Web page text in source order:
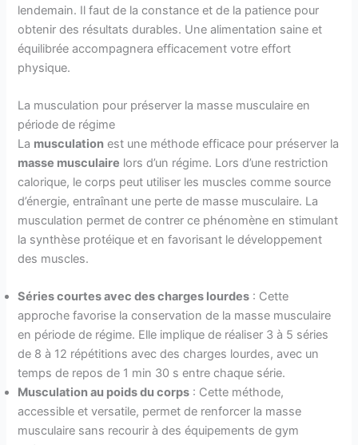
lendemain. Il faut de la constance et de la patience pour
obtenir des résultats durables. Une alimentation saine et
équilibrée accompagnera efficacement votre effort
physique.
La musculation pour préserver la masse musculaire en
période de régime
La musculation est une méthode efficace pour préserver la
masse musculaire lors d’un régime. Lors d’une restriction
calorique, le corps peut utiliser les muscles comme source
d’énergie, entraînant une perte de masse musculaire. La
musculation permet de contrer ce phénomène en stimulant
la synthèse protéique et en favorisant le développement
des muscles.
Séries courtes avec des charges lourdes : Cette
approche favorise la conservation de la masse musculaire
en période de régime. Elle implique de réaliser 3 à 5 séries
de 8 à 12 répétitions avec des charges lourdes, avec un
temps de repos de 1 min 30 s entre chaque série.
Musculation au poids du corps : Cette méthode,
accessible et versatile, permet de renforcer la masse
musculaire sans recourir à des équipements de gym